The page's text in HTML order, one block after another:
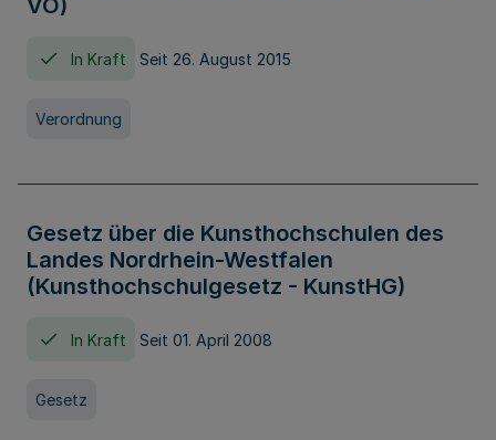
VO)
In Kraft Seit 26. August 2015
Verordnung
Gesetz über die Kunsthochschulen des
Landes Nordrhein-Westfalen
(Kunsthochschulgesetz - KunstHG)
In Kraft Seit 01. April 2008
Gesetz